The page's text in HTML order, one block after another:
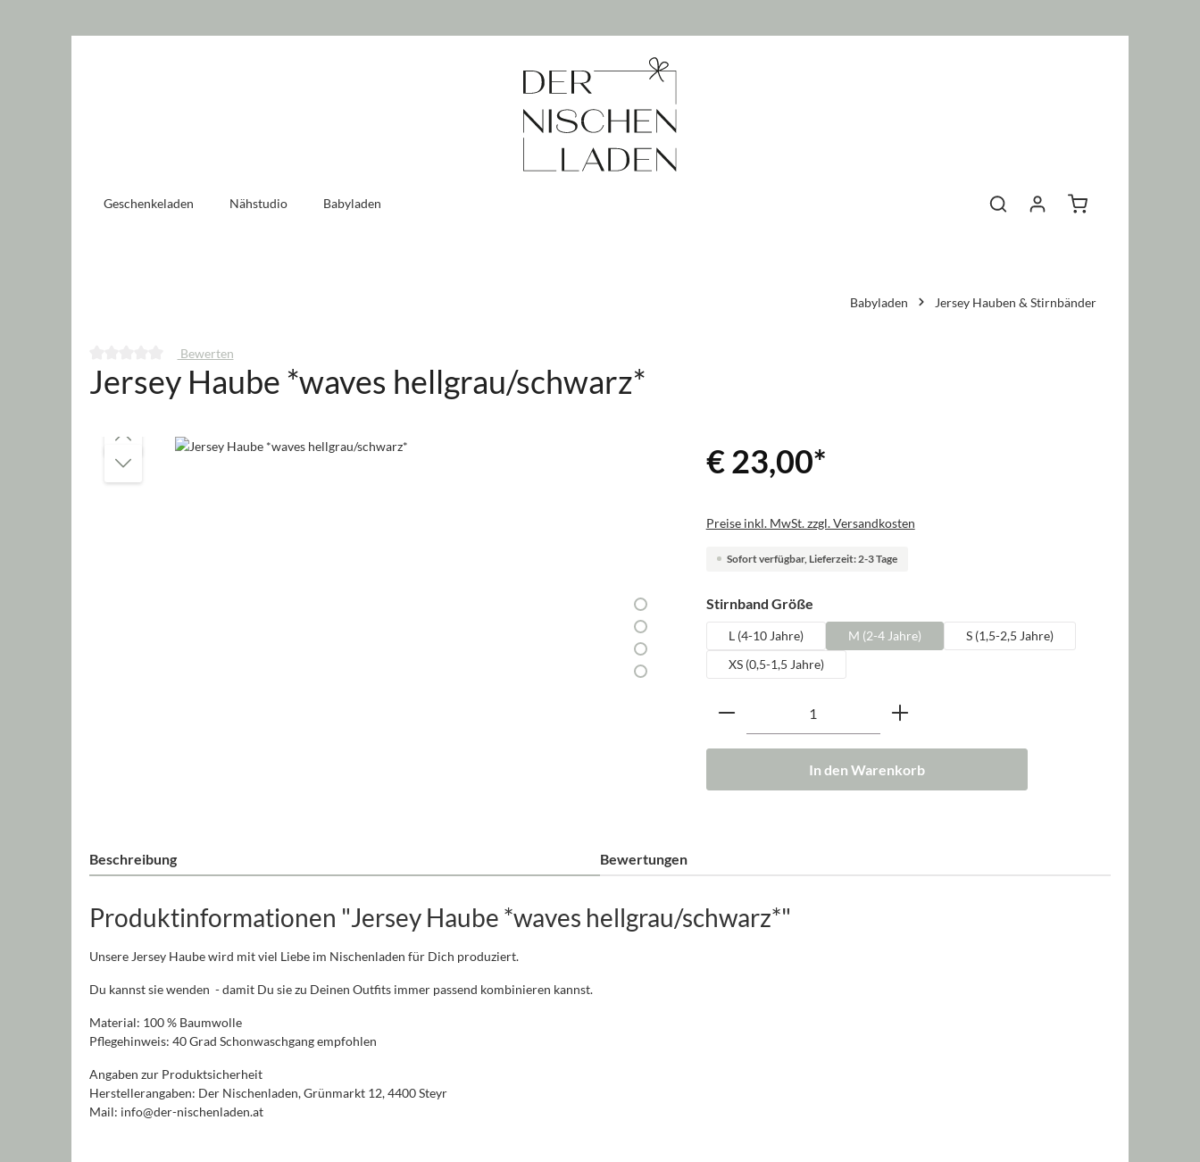
Geschenkeladen Nähstudio Babyladen
Warenkorb enthält 0
Babyladen Jersey Hauben & Stirnbänder
Durchschnittliche Bewertung von 0 von 5 Sternen
Bewerten
Jersey Haube *waves hellgrau/schwarz*
Bildergalerie überspringen € 23,00*
Preise inkl. MwSt. zzgl. Versandkosten
Sofort verfügbar, Lieferzeit: 2-3 Tage
Stirnband Größeauswählen
L (4-10 Jahre) M (2-4 Jahre)
S (1,5-2,5 Jahre)
XS (0,5-1,5 Jahre)
Produkt Anzahl: Gib den gewünschten Wert ein
In den Warenkorb
Beschreibung Bewertungen
Produktinformationen "Jersey Haube *waves hellgrau/schwarz*"
Unsere Jersey Haube wird mit viel Liebe im Nischenladen für Dich produziert.
Du kannst sie wenden - damit Du sie zu Deinen Outfits immer passend kombinieren kannst.
Material: 100 % Baumwolle
Pflegehinweis: 40 Grad Schonwaschgang empfohlen
Angaben zur Produktsicherheit
Herstellerangaben: Der Nischenladen, Grünmarkt 12, 4400 Steyr
Mail: info@der-nischenladen.at